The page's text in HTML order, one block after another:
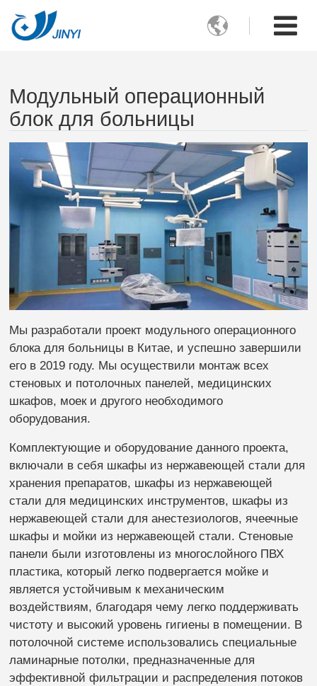

Модульный операционный
блок для больницы
Мы разработали проект модульного операционного
блока для больницы в Китае, и успешно завершили
его в 2019 году. Мы осуществили монтаж всех
стеновых и потолочных панелей, медицинских
шкафов, моек и другого необходимого
оборудования.
Комплектующие и оборудование данного проекта,
включали в себя шкафы из нержавеющей стали для
хранения препаратов, шкафы из нержавеющей
стали для медицинских инструментов, шкафы из
нержавеющей стали для анестезиологов, ячеечные
шкафы и мойки из нержавеющей стали. Стеновые
панели были изготовлены из многослойного ПВХ
пластика, который легко подвергается мойке и
является устойчивым к механическим
воздействиям, благодаря чему легко поддерживать
чистоту и высокий уровень гигиены в помещении. В
потолочной системе использовались специальные
ламинарные потолки, предназначенные для
эффективной фильтрации и распределения потоков